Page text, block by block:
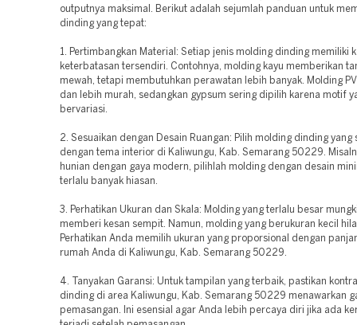
outputnya maksimal. Berikut adalah sejumlah panduan untuk
dinding yang tepat:
1. Pertimbangkan Material: Setiap jenis molding dinding memiliki
keterbatasan tersendiri. Contohnya, molding kayu memberikan
mewah, tetapi membutuhkan perawatan lebih banyak. Molding
dan lebih murah, sedangkan gypsum sering dipilih karena motif
bervariasi.
2. Sesuaikan dengan Desain Ruangan: Pilih molding dinding yang
dengan tema interior di Kaliwungu, Kab. Semarang 50229.
hunian dengan gaya modern, pilihlah molding dengan desain
terlalu banyak hiasan.
3. Perhatikan Ukuran dan Skala: Molding yang terlalu besar
memberi kesan sempit. Namun, molding yang berukuran kecil
Perhatikan Anda memilih ukuran yang proporsional dengan
rumah Anda di Kaliwungu, Kab. Semarang 50229.
4. Tanyakan Garansi: Untuk tampilan yang terbaik, pastikan
dinding di area Kaliwungu, Kab. Semarang 50229 menawarkan
pemasangan. Ini esensial agar Anda lebih percaya diri jika ada